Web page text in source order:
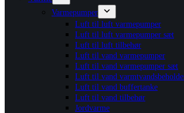
Varmepumper
Luft til luft varmepumper
Luft til luft varmepumper sæt
Luft til luft tilbehør
Luft til vand varmepumper
Luft til vand varmepumper sæt
Luft til vand
Luft til vand buffertanke
Luft til vand tilbehør
Jordvarme